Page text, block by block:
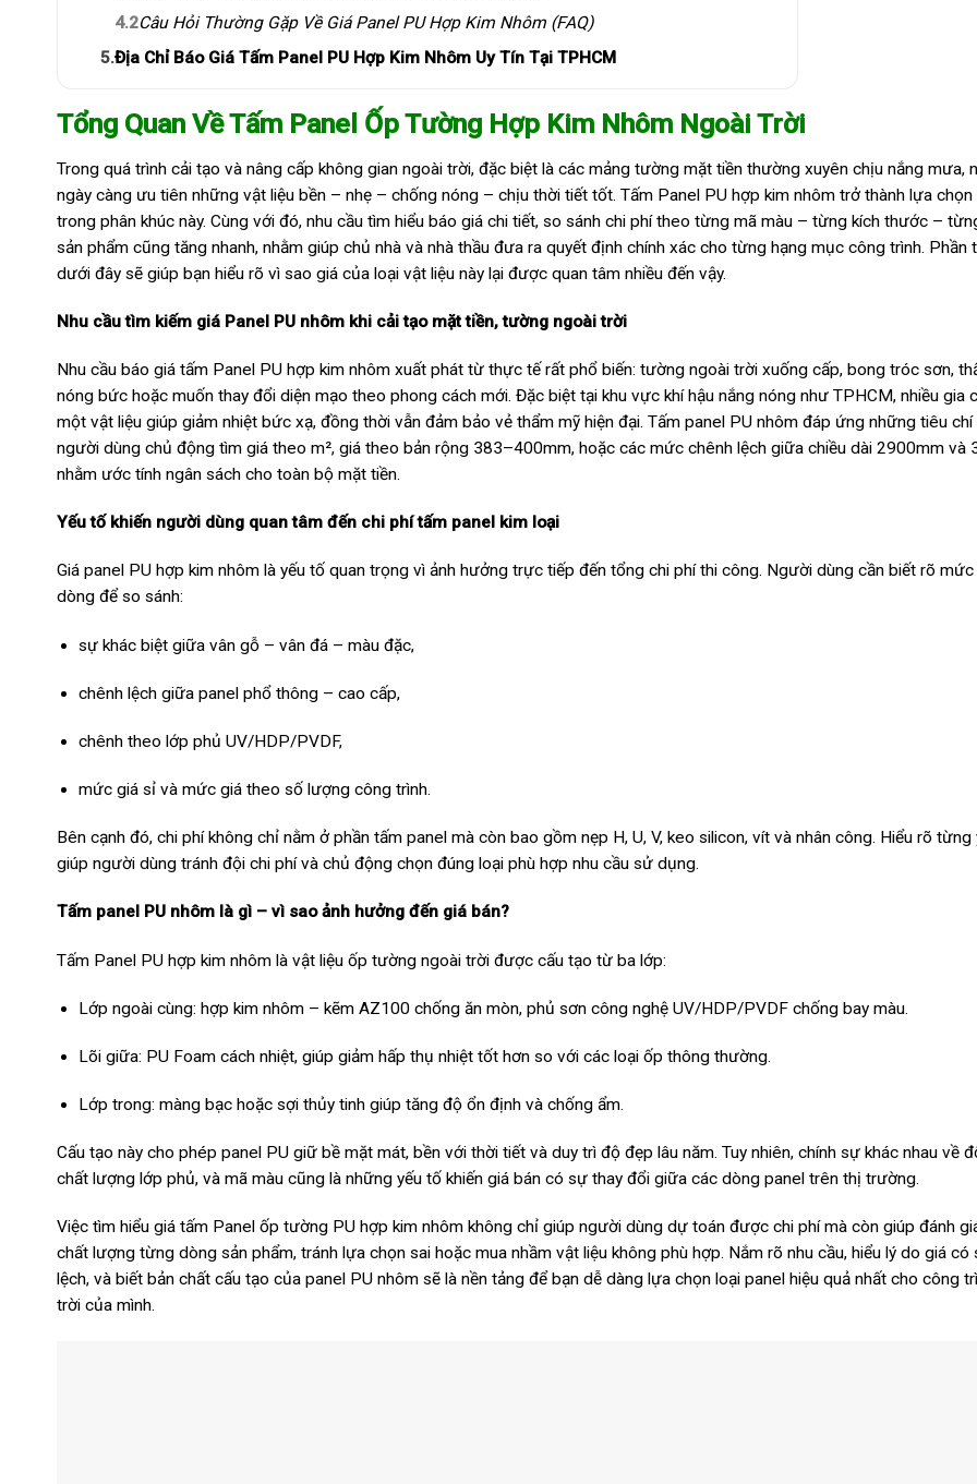
4.2Câu Hỏi Thường Gặp Về Giá Panel PU Hợp Kim Nhôm (FAQ)
5.Địa Chỉ Báo Giá Tấm Panel PU Hợp Kim Nhôm Uy Tín Tại TPHCM
Tổng Quan Về Tấm Panel Ốp Tường Hợp Kim Nhôm Ngoài Trời
Trong quá trình cải tạo và nâng cấp không gian ngoài trời, đặc biệt là các mảng tường mặt tiền thường xuyên chịu nắng mưa,
ngày càng ưu tiên những vật liệu bền – nhẹ – chống nóng – chịu thời tiết tốt. Tấm Panel PU hợp kim nhôm trở thành lựa chọn
trong phân khúc này. Cùng với đó, nhu cầu tìm hiểu báo giá chi tiết, so sánh chi phí theo từng mã màu – từng kích thước –
sản phẩm cũng tăng nhanh, nhằm giúp chủ nhà và nhà thầu đưa ra quyết định chính xác cho từng hạng mục công trình. Phần
dưới đây sẽ giúp bạn hiểu rõ vì sao giá của loại vật liệu này lại được quan tâm nhiều đến vậy.
Nhu cầu tìm kiếm giá Panel PU nhôm khi cải tạo mặt tiền, tường ngoài trời
Nhu cầu báo giá tấm Panel PU hợp kim nhôm xuất phát từ thực tế rất phổ biến: tường ngoài trời xuống cấp, bong tróc sơn,
nóng bức hoặc muốn thay đổi diện mạo theo phong cách mới. Đặc biệt tại khu vực khí hậu nắng nóng như TPHCM, nhiều gia
một vật liệu giúp giảm nhiệt bức xạ, đồng thời vẫn đảm bảo vẻ thẩm mỹ hiện đại. Tấm panel PU nhôm đáp ứng những tiêu chí
người dùng chủ động tìm giá theo m², giá theo bản rộng 383–400mm, hoặc các mức chênh lệch giữa chiều dài 2900mm và
nhằm ước tính ngân sách cho toàn bộ mặt tiền.
Yếu tố khiến người dùng quan tâm đến chi phí tấm panel kim loại
Giá panel PU hợp kim nhôm là yếu tố quan trọng vì ảnh hưởng trực tiếp đến tổng chi phí thi công. Người dùng cần biết rõ
dòng để so sánh:
sự khác biệt giữa vân gỗ – vân đá – màu đặc,
chênh lệch giữa panel phổ thông – cao cấp,
chênh theo lớp phủ UV/HDP/PVDF,
mức giá sỉ và mức giá theo số lượng công trình.
Bên cạnh đó, chi phí không chỉ nằm ở phần tấm panel mà còn bao gồm nẹp H, U, V, keo silicon, vít và nhân công. Hiểu rõ từng
giúp người dùng tránh đội chi phí và chủ động chọn đúng loại phù hợp nhu cầu sử dụng.
Tấm panel PU nhôm là gì – vì sao ảnh hưởng đến giá bán?
Tấm Panel PU hợp kim nhôm là vật liệu ốp tường ngoài trời được cấu tạo từ ba lớp:
Lớp ngoài cùng: hợp kim nhôm – kẽm AZ100 chống ăn mòn, phủ sơn công nghệ UV/HDP/PVDF chống bay màu.
Lõi giữa: PU Foam cách nhiệt, giúp giảm hấp thụ nhiệt tốt hơn so với các loại ốp thông thường.
Lớp trong: màng bạc hoặc sợi thủy tinh giúp tăng độ ổn định và chống ẩm.
Cấu tạo này cho phép panel PU giữ bề mặt mát, bền với thời tiết và duy trì độ đẹp lâu năm. Tuy nhiên, chính sự khác nhau về
chất lượng lớp phủ, và mã màu cũng là những yếu tố khiến giá bán có sự thay đổi giữa các dòng panel trên thị trường.
Việc tìm hiểu giá tấm Panel ốp tường PU hợp kim nhôm không chỉ giúp người dùng dự toán được chi phí mà còn giúp đánh
chất lượng từng dòng sản phẩm, tránh lựa chọn sai hoặc mua nhầm vật liệu không phù hợp. Nắm rõ nhu cầu, hiểu lý do giá có
lệch, và biết bản chất cấu tạo của panel PU nhôm sẽ là nền tảng để bạn dễ dàng lựa chọn loại panel hiệu quả nhất cho công
trời của mình.